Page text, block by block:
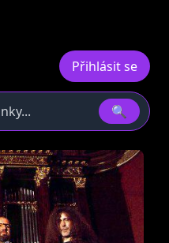
Přihlásit se
🔍